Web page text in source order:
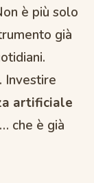
è più solo
già
Investire
artificiale
che è già